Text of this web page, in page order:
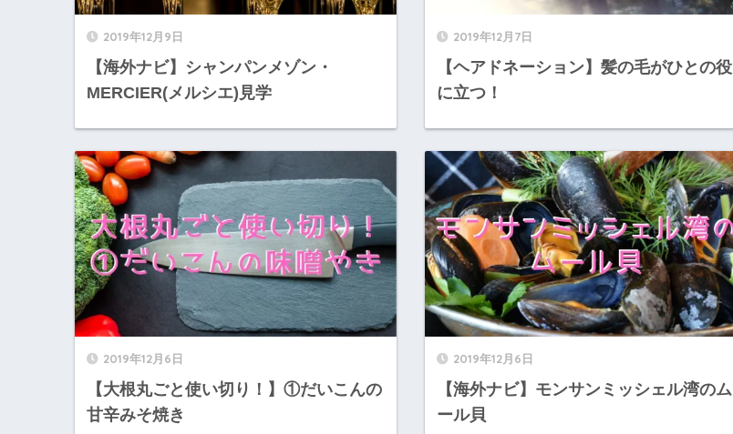
2019年12月9日
【海外ナビ】シャンパンメゾン・
MERCIER(メルシエ)見学
2019年12月7日
【ヘアドネーション】髪の毛がひとの役
に立つ！
2019年12月6日
【大根丸ごと使い切り！】①だいこんの
甘辛みそ焼き
2019年12月6日
【海外ナビ】モンサンミッシェル湾のム
ール貝